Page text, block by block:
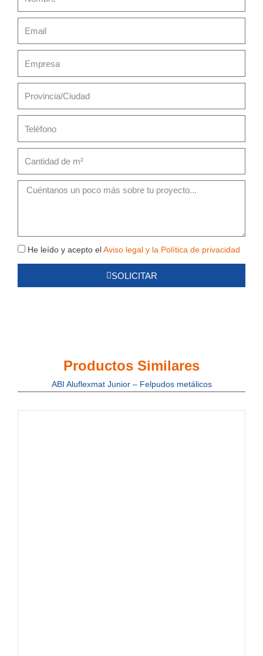
Mensaje
Política
de
He leído y acepto el Aviso legal y la Política de privacidad
SOLICITAR
Productos Similares
ABI Aluflexmat Junior – Felpudos metálicos